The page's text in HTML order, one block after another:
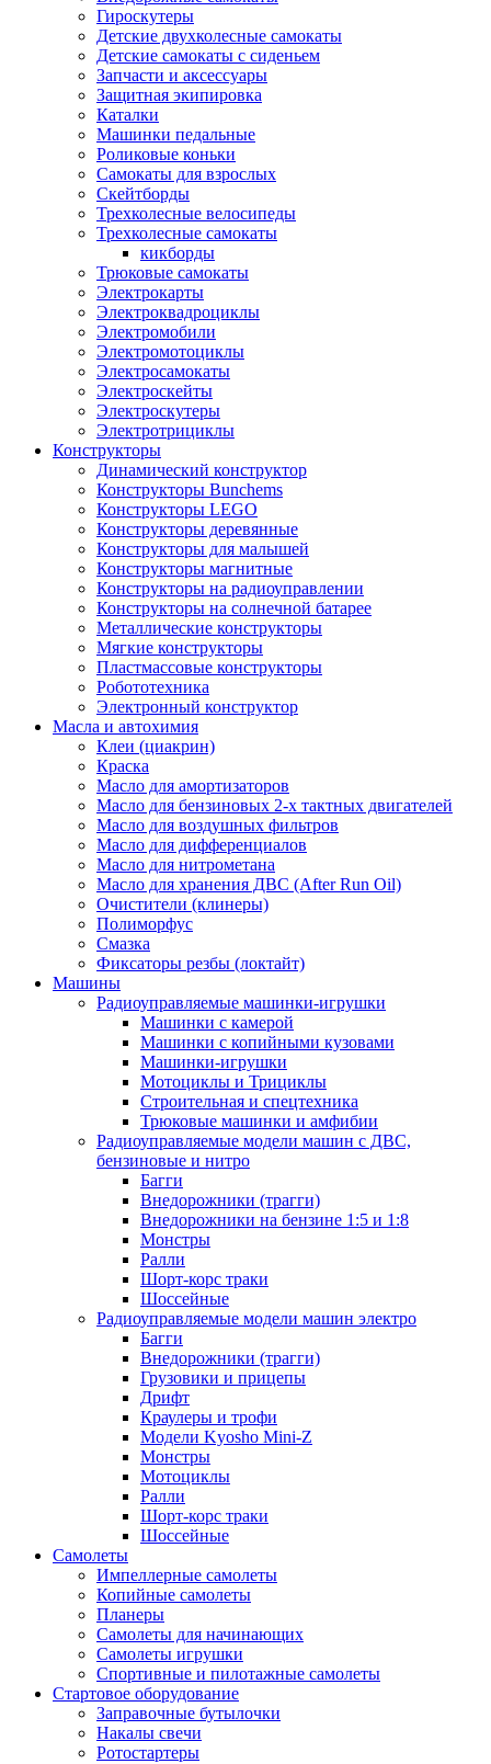
Гироскутеры
Детские двухколесные самокаты
Детские самокаты с сиденьем
Запчасти и аксессуары
Защитная экипировка
Каталки
Машинки педальные
Роликовые коньки
Самокаты для взрослых
Скейтборды
Трехколесные велосипеды
Трехколесные самокаты
кикборды
Трюковые самокаты
Электрокарты
Электроквадроциклы
Электромобили
Электромотоциклы
Электросамокаты
Электроскейты
Электроскутеры
Электротрициклы
Конструкторы
Динамический конструктор
Конструкторы Bunchems
Конструкторы LEGO
Конструкторы деревянные
Конструкторы для малышей
Конструкторы магнитные
Конструкторы на радиоуправлении
Конструкторы на солнечной батарее
Металлические конструкторы
Мягкие конструкторы
Пластмассовые конструкторы
Робототехника
Электронный конструктор
Масла и автохимия
Клеи (циакрин)
Краска
Масло для амортизаторов
Масло для бензиновых 2-х тактных двигателей
Масло для воздушных фильтров
Масло для дифференциалов
Масло для нитрометана
Масло для хранения ДВС (After Run Oil)
Очистители (клинеры)
Полиморфус
Смазка
Фиксаторы резбы (локтайт)
Машины
Радиоуправляемые машинки-игрушки
Машинки с камерой
Машинки с копийными кузовами
Машинки-игрушки
Мотоциклы и Трициклы
Строительная и спецтехника
Трюковые машинки и амфибии
Радиоуправляемые модели машин с ДВС,
бензиновые и нитро
Багги
Внедорожники (трагги)
Внедорожники на бензине 1:5 и 1:8
Монстры
Ралли
Шорт-корс траки
Шоссейные
Радиоуправляемые модели машин электро
Багги
Внедорожники (трагги)
Грузовики и прицепы
Дрифт
Краулеры и трофи
Модели Kyosho Mini-Z
Монстры
Мотоциклы
Ралли
Шорт-корс траки
Шоссейные
Самолеты
Импеллерные самолеты
Копийные самолеты
Планеры
Самолеты для начинающих
Самолеты игрушки
Спортивные и пилотажные самолеты
Стартовое оборудование
Заправочные бутылочки
Накалы свечи
Ротостартеры